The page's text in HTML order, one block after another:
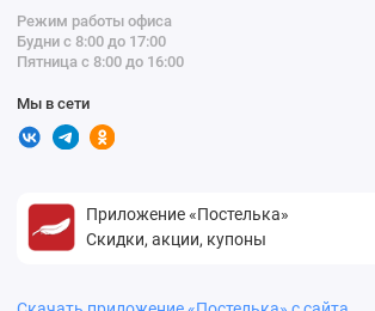
Режим работы офиса
Будни с 8:00 до 17:00
Пятница с 8:00 до 16:00
Мы в сети
Приложение «Постелька»
Скидки, акции, купоны